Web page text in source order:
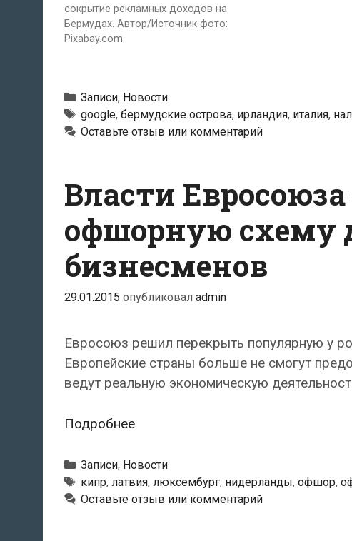
сокрытие рекламных доходов на
Бермудах. Автор/Источник фото:
Pixabay.com.
Рубрики
Записи, Новости
Метки
google, бермудские острова, ирландия, италия,
Оставьте отзыв или комментарий
Власти
офшорную схему
бизнесменов
29.01.2015 опубликовал admin
Евросоюз решил перекрыть популярную у
Европейские страны больше не смогут
ведут реальную экономическую
ПодробнееВласти
закрывают
офшорную
схему
Рубрики
Записи, Новости
Метки
кипр, латвия, люксембург, нидерланды, офшор,
Оставьте отзыв или комментарий